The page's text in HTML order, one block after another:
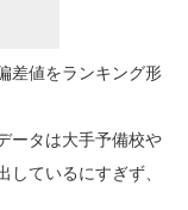
差値をランキング形
ータは大手予備校や
ているにすぎず、